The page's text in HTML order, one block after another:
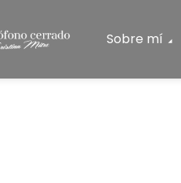
Sobre mí